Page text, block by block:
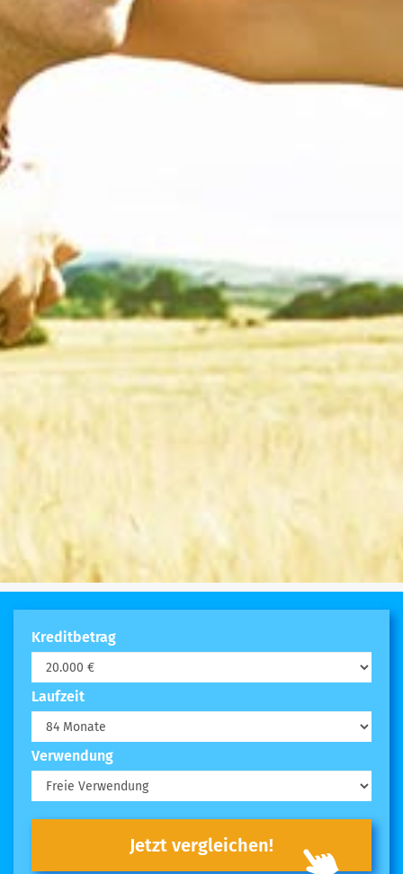
Kreditbetrag
Laufzeit
Verwendung
Jetzt vergleichen!